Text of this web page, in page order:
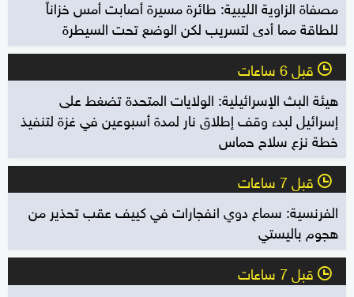
مصفاة الزاوية الليبية: طائرة مسيرة أصابت أمس خزاناً
للطاقة مما أدى لتسريب لكن الوضع تحت السيطرة
l قبل 6 ساعات
هيئة البث الإسرائيلية: الولايات المتحدة تضغط على
إسرائيل لبدء وقف إطلاق نار لمدة أسبوعين في غزة لتنفيذ
خطة نزع سلاح حماس
l قبل 7 ساعات
الفرنسية: سماع دوي انفجارات في كييف عقب تحذير من
هجوم باليستي
l قبل 7 ساعات